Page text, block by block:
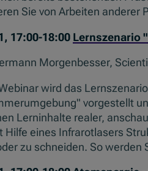
Sie von Arbeiten anderer
17:00-18:00 Lernszenario
Morgenbesser,
wird das
vorgestellt
Lerninhalte realer,
Hilfe eines Infrarotlasers
zu schneiden. So